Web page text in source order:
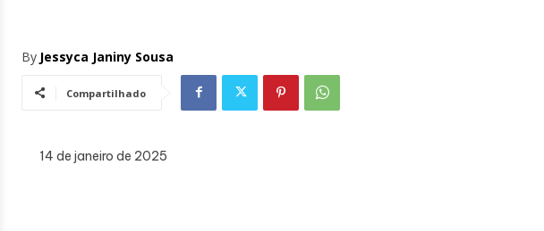
By Jessyca Janiny Sousa
Compartilhado
14 de janeiro de 2025